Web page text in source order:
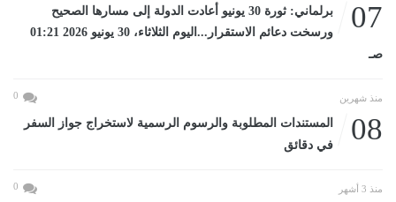
07
برلماني: ثورة 30 يونيو أعادت الدولة إلى مسارها الصحيح
ورسخت دعائم الاستقرار...اليوم الثلاثاء، 30 يونيو 2026 01:21
صـ
منذ شهرين 0
08
المستندات المطلوبة والرسوم الرسمية لاستخراج جواز السفر
في دقائق
منذ 3 أشهر 0